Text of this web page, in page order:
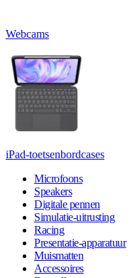
Webcams
iPad-toetsenbordcases
Microfoons
Speakers
Digitale pennen
Simulatie-uitrusting
Racing
Presentatie-apparatuur
Muismatten
Accessoires